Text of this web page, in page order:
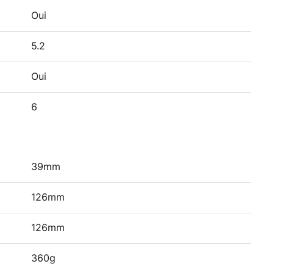
Oui
5.2
Oui
6
39mm
126mm
126mm
360g